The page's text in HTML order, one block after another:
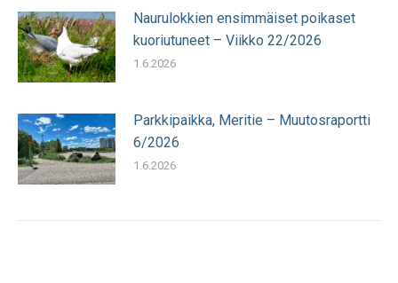
Naurulokkien ensimmäiset poikaset
kuoriutuneet – Viikko 22/2026
1.6.2026
Parkkipaikka, Meritie – Muutosraportti
6/2026
1.6.2026